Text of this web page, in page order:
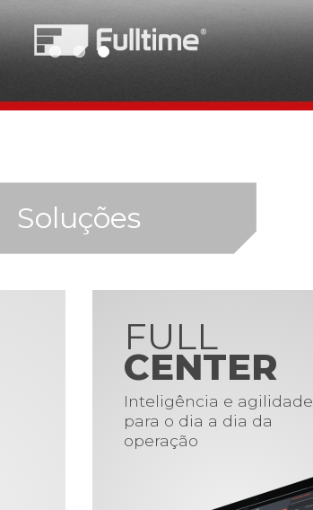
Soluções
FULL
CENTER
Inteligência e agilidade
para o dia a dia da
operação